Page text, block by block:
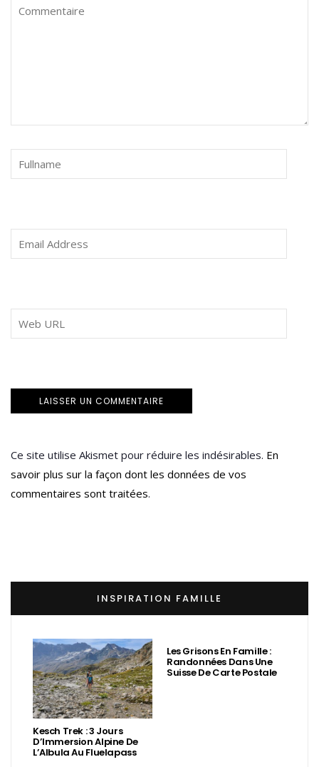
Ce site utilise Akismet pour réduire les indésirables. En
savoir plus sur la façon dont les données de vos
commentaires sont traitées.
INSPIRATION FAMILLE
Kesch Trek : 3 Jours
D’Immersion Alpine De
L’Albula Au Fluelapass
Les Grisons En Famille :
Randonnées Dans Une
Suisse De Carte Postale